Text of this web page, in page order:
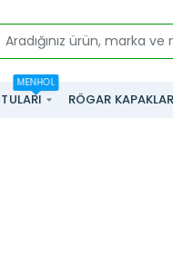
Aradığınız
markaMENHOL
RÖGAR